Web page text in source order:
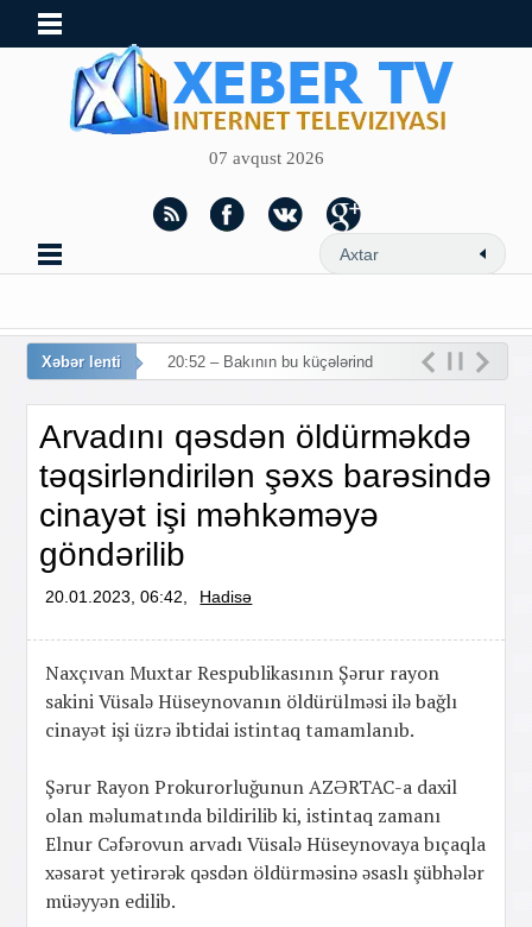
07 avqust 2026
Xəbər lenti 20:52 – Bakının bu küçələrində h
Arvadını qəsdən öldürməkdə
təqsirləndirilən şəxs barəsində
cinayət işi məhkəməyə
göndərilib
20.01.2023, 06:42, Hadisə
Naxçıvan Muxtar Respublikasının Şərur rayon
sakini Vüsalə Hüseynovanın öldürülməsi ilə bağlı
cinayət işi üzrə ibtidai istintaq tamamlanıb.
Şərur Rayon Prokurorluğunun AZƏRTAC-a daxil
olan məlumatında bildirilib ki, istintaq zamanı
Elnur Cəfərovun arvadı Vüsalə Hüseynovaya bıçaqla
xəsarət yetirərək qəsdən öldürməsinə əsaslı şübhələr
müəyyən edilib.